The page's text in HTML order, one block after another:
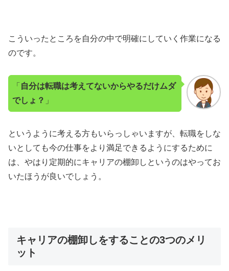
こういったところを自分の中で明確にしていく作業になる
のです。
「 自分は転職は考えてないからやるだけムダ
でしょ？ 」
というように考える方もいらっしゃいますが、転職をしな
いとしても今の仕事をより満足できるようにするために
は、やはり定期的にキャリアの棚卸しというのはやってお
いたほうが良いでしょう。
キャリアの棚卸しをすることの3つのメリ
ット